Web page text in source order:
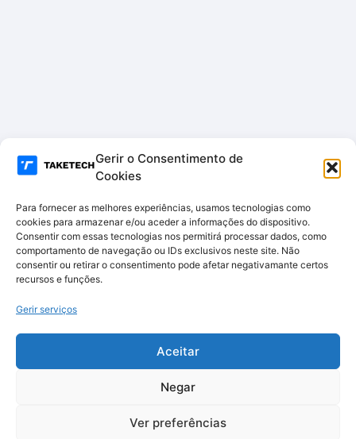
Gerir o Consentimento de
Cookies
Para fornecer as melhores experiências, usamos tecnologias como
cookies para armazenar e/ou aceder a informações do dispositivo.
Consentir com essas tecnologias nos permitirá processar dados, como
comportamento de navegação ou IDs exclusivos neste site. Não
consentir ou retirar o consentimento pode afetar negativamante certos
recursos e funções.
Gerir serviços
Aceitar
Negar
Ver preferências